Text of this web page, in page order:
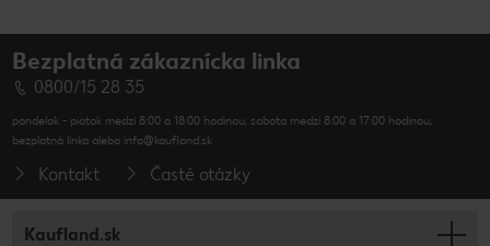
Bezplatná zákaznícka linka
0800/15 28 35
pondelok - piatok medzi 8:00 a 18:00 hodinou, sobota medzi 8:00 a 17:00 hodinou,
bezplatná linka alebo info@kaufland.sk
Kontakt Časté otázky
Kaufland.sk